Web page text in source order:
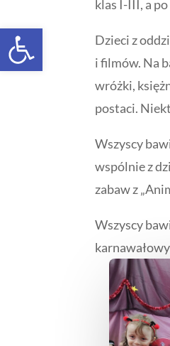
Open toolbar
klas I-III, a
Dzieci z
i filmów. Na
wróżki,
postaci.
Wszyscy
wspólnie z
zabaw z
Wszyscy